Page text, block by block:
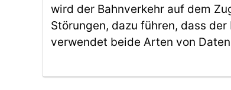
wird der Bahnverkehr auf dem
Störungen, dazu führen, dass
verwendet beide Arten von